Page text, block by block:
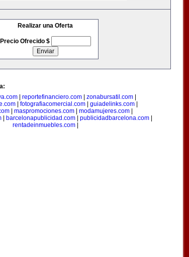
Realizar una Oferta
Precio Ofrecido $
reportefinanciero.com zonabursatil.com
fotografiacomercial.com guiadelinks.com
maspromociones.com modamujeres.com
| barcelonapublicidad.com| publicidadbarcelona.com|
rentadeinmuebles.com|